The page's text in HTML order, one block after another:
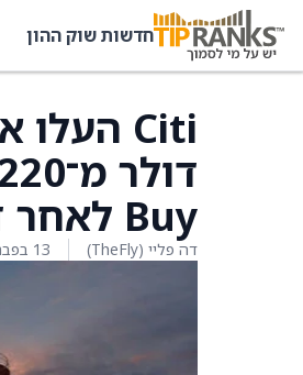
חדשות שוק ההון
Buy לאחר דוחות הרבעון הרביעי
דה פליי (TheFly) 13 בפברואר 2026